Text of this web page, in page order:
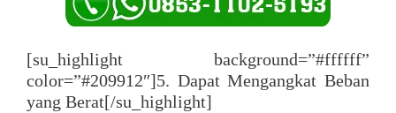
[su_highlight background=”#ffffff”
color=”#209912″]5. Dapat Mengangkat Beban
yang Berat[/su_highlight]